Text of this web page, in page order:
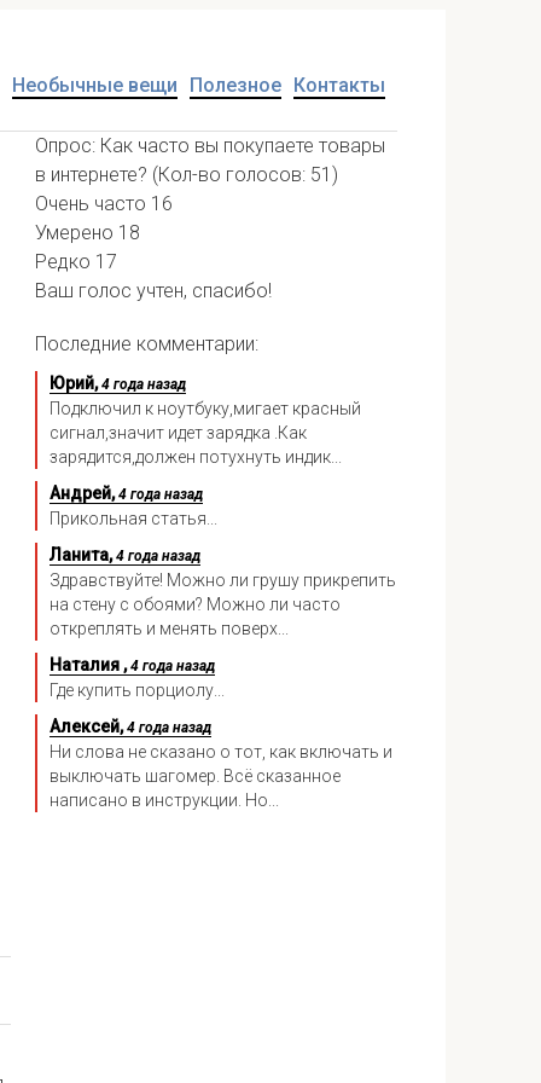
Необычные вещи Полезное Контакты
Опрос: Как часто вы покупаете товары
в интернете? (Кол-во голосов: 51)
Очень часто 16
Умерено 18
Редко 17
Ваш голос учтен, спасибо!
Последние комментарии:
Юрий,4 года назад
Подключил к ноутбуку,мигает красный
сигнал,значит идет зарядка .Как
зарядится,должен потухнуть индик...
Андрей,4 года назад
Прикольная статья...
Ланита,4 года назад
Здравствуйте! Можно ли грушу прикрепить
на стену с обоями? Можно ли часто
откреплять и менять поверх...
Наталия ,4 года назад
Где купить порциолу...
Алексей,4 года назад
Ни слова не сказано о тот, как включать и
выключать шагомер. Всё сказанное
написано в инструкции. Но...